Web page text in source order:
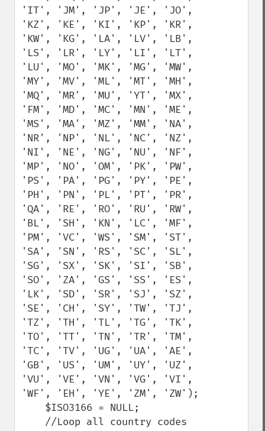
'IT', 'JM', 'JP', 'JE', 'JO',
'KZ', 'KE', 'KI', 'KP', 'KR',
'KW', 'KG', 'LA', 'LV', 'LB',
'LS', 'LR', 'LY', 'LI', 'LT',
'LU', 'MO', 'MK', 'MG', 'MW',
'MY', 'MV', 'ML', 'MT', 'MH',
'MQ', 'MR', 'MU', 'YT', 'MX',
'FM', 'MD', 'MC', 'MN', 'ME',
'MS', 'MA', 'MZ', 'MM', 'NA',
'NR', 'NP', 'NL', 'NC', 'NZ',
'NI', 'NE', 'NG', 'NU', 'NF',
'MP', 'NO', 'OM', 'PK', 'PW',
'PS', 'PA', 'PG', 'PY', 'PE',
'PH', 'PN', 'PL', 'PT', 'PR',
'QA', 'RE', 'RO', 'RU', 'RW',
'BL', 'SH', 'KN', 'LC', 'MF',
'PM', 'VC', 'WS', 'SM', 'ST',
'SA', 'SN', 'RS', 'SC', 'SL',
'SG', 'SX', 'SK', 'SI', 'SB',
'SO', 'ZA', 'GS', 'SS', 'ES',
'LK', 'SD', 'SR', 'SJ', 'SZ',
'SE', 'CH', 'SY', 'TW', 'TJ',
'TZ', 'TH', 'TL', 'TG', 'TK',
'TO', 'TT', 'TN', 'TR', 'TM',
'TC', 'TV', 'UG', 'UA', 'AE',
'GB', 'US', 'UM', 'UY', 'UZ',
'VU', 'VE', 'VN', 'VG', 'VI',
'WF', 'EH', 'YE', 'ZM', 'ZW');